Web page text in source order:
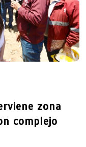
zona
complejo